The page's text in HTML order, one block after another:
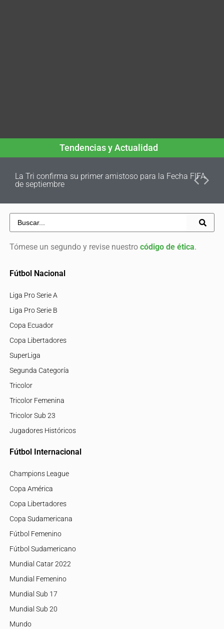
Tendencias y Actualidad
La Tri confirma su primer amistoso para la Fecha FIFA
de septiembre
Tómese un segundo y revise nuestro código de ética.
Fútbol Nacional
Liga Pro Serie A
Liga Pro Serie B
Copa Ecuador
Copa Libertadores
SuperLiga
Segunda Categoría
Tricolor
Tricolor Femenina
Tricolor Sub 23
Jugadores Históricos
Fútbol Internacional
Champions League
Copa América
Copa Libertadores
Copa Sudamericana
Fútbol Femenino
Fútbol Sudamericano
Mundial Catar 2022
Mundial Femenino
Mundial Sub 17
Mundial Sub 20
Mundo